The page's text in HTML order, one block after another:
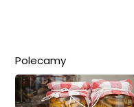
Polecamy